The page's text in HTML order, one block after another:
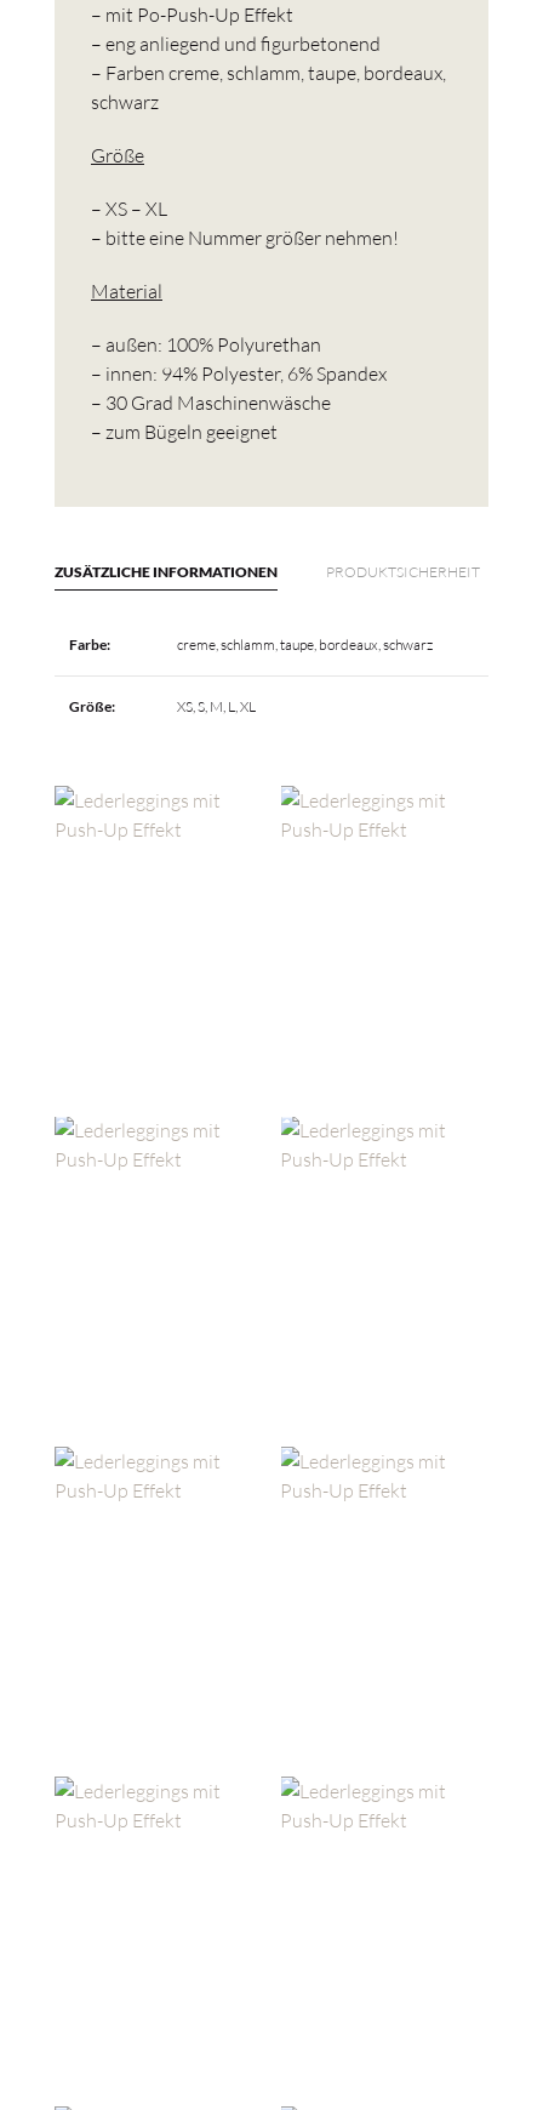
– mit Po-Push-Up Effekt
– eng anliegend und figurbetonend
– Farben creme, schlamm, taupe, bordeaux,
schwarz
Größe
– XS – XL
– bitte eine Nummer größer nehmen!
Material
– außen: 100% Polyurethan
– innen: 94% Polyester, 6% Spandex
– 30 Grad Maschinenwäsche
– zum Bügeln geeignet
ZUSÄTZLICHE INFORMATIONEN PRODUKTSICHERHEIT
Farbe: creme, schlamm, taupe, bordeaux, schwarz
Größe: XS, S, M, L, XL